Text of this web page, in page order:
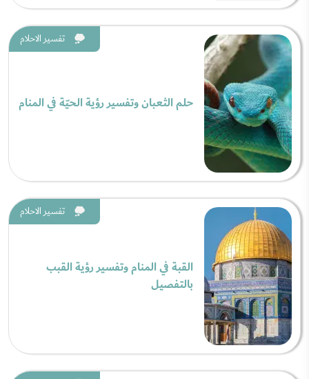
تفسير الاحلام
حلم الثعبان وتفسير رؤية الحيّة في المنام
تفسير الاحلام
القبة في المنام وتفسير رؤية القبب
بالتفصيل